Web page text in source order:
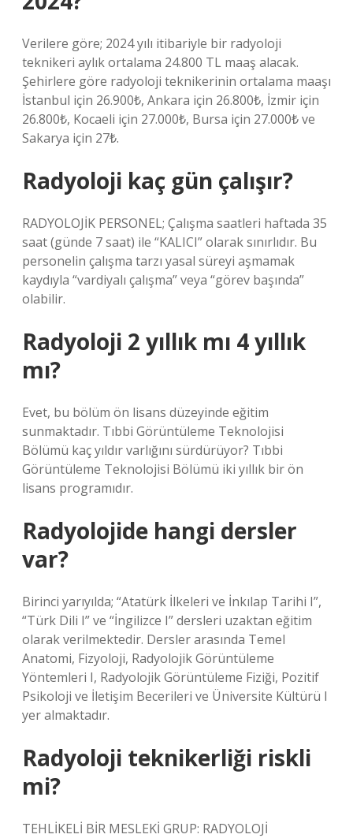
Verilere göre; 2024 yılı itibariyle bir radyoloji
teknikeri aylık ortalama 24.800 TL maaş alacak.
Şehirlere göre radyoloji teknikerinin ortalama maaşı
İstanbul için 26.900₺, Ankara için 26.800₺, İzmir için
26.800₺, Kocaeli için 27.000₺, Bursa için 27.000₺ ve
Sakarya için 27₺.
Radyoloji kaç gün çalışır?
RADYOLOJİK PERSONEL; Çalışma saatleri haftada 35
saat (günde 7 saat) ile “KALICI” olarak sınırlıdır. Bu
personelin çalışma tarzı yasal süreyi aşmamak
kaydıyla “vardiyalı çalışma” veya “görev başında”
olabilir.
Radyoloji 2 yıllık mı 4 yıllık
mı?
Evet, bu bölüm ön lisans düzeyinde eğitim
sunmaktadır. Tıbbi Görüntüleme Teknolojisi
Bölümü kaç yıldır varlığını sürdürüyor? Tıbbi
Görüntüleme Teknolojisi Bölümü iki yıllık bir ön
lisans programıdır.
Radyolojide hangi dersler
var?
Birinci yarıyılda; “Atatürk İlkeleri ve İnkılap Tarihi I”,
“Türk Dili I” ve “İngilizce I” dersleri uzaktan eğitim
olarak verilmektedir. Dersler arasında Temel
Anatomi, Fizyoloji, Radyolojik Görüntüleme
Yöntemleri I, Radyolojik Görüntüleme Fiziği, Pozitif
Psikoloji ve İletişim Becerileri ve Üniversite Kültürü I
yer almaktadır.
Radyoloji teknikerliği riskli
mi?
TEHLİKELİ BİR MESLEKİ GRUP: RADYOLOJİ